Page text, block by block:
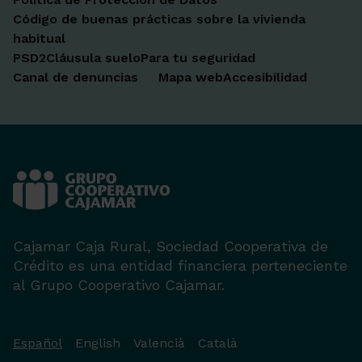
Código de buenas prácticas sobre la vivienda
habitual
PSD2Cláusula sueloPara tu seguridad
Canal de denuncias
Mapa webAccesibilidad
Cajamar Caja Rural, Sociedad Cooperativa de
Crédito es una entidad financiera perteneciente
al Grupo Cooperativo Cajamar.
Español English Valencià Català